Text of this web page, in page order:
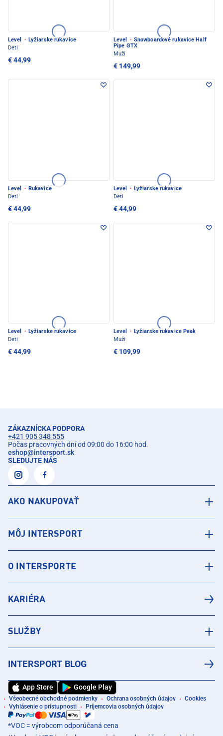
Level · Lyžiarske rukavice
Deti
€ 44,99
Level · Snowboardové rukavice Half
Pipe GTX
Muži
€ 149,99
Level · Rukavice
Deti
€ 44,99
Level · Lyžiarske rukavice
Deti
€ 44,99
Level · Lyžiarske rukavice
Deti
€ 44,99
Level · Lyžiarske rukavice Peak
Muži
€ 109,99
ZÁKAZNÍCKA PODPORA
+421 905 348 555
Počas pracovných dní od 09:00 do 16:00 hod.
eshop@intersport.sk
SLEDUJTE NÁS
AKO NAKUPOVAŤ
MÔJ INTERSPORT
O INTERSPORTE
KARIÉRA
SLUŽBY
INTERSPORT BLOG
App Store Google Play
Všeobecné obchodné podmienky Ochrana osobných údajov
Cookies
Vyhlásenie o prístupnosti
Príjemcovia osobných údajov
*VOC = výrobcom odporúčaná cena